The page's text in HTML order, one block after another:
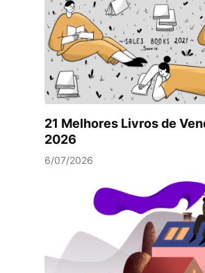
21 Melhores Livros de
2026
6/07/2026